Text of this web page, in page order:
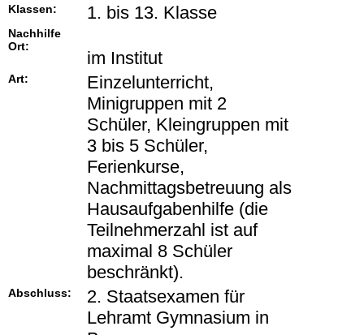
Klassen: 1. bis 13. Klasse
Nachhilfe
Ort:
im Institut
Art:
Einzelunterricht,
Minigruppen mit 2
Schüler, Kleingruppen mit
3 bis 5 Schüler,
Ferienkurse,
Nachmittagsbetreuung als
Hausaufgabenhilfe (die
Teilnehmerzahl ist auf
maximal 8 Schüler
beschränkt).
Abschluss:
2. Staatsexamen für
Lehramt Gymnasium in